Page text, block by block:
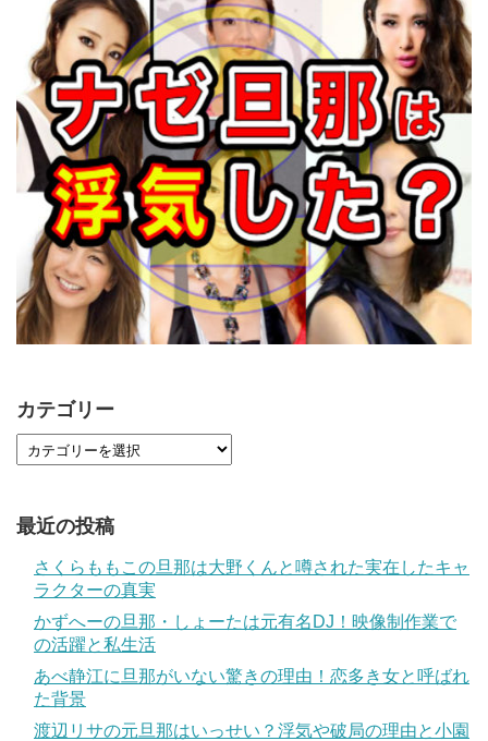
カテゴリー
最近の投稿
さくらももこの旦那は大野くんと噂された実在したキャ
ラクターの真実
かずへーの旦那・しょーたは元有名DJ！映像制作業で
の活躍と私生活
あべ静江に旦那がいない驚きの理由！恋多き女と呼ばれ
た背景
渡辺リサの元旦那はいっせい？浮気や破局の理由と小園